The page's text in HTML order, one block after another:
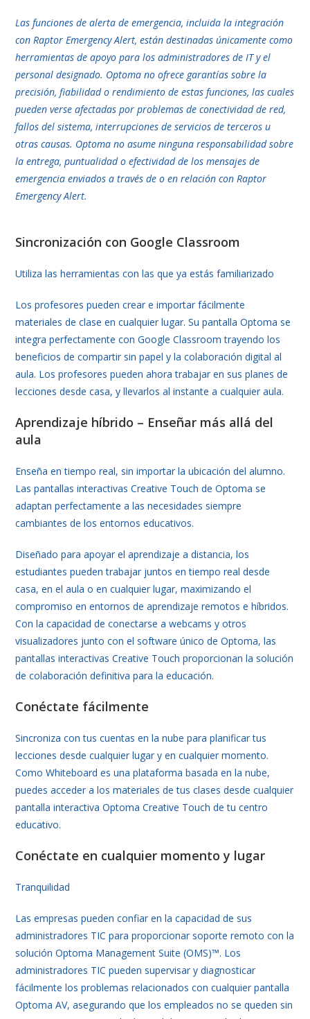
Las funciones de alerta de emergencia, incluida la integración
con Raptor Emergency Alert, están destinadas únicamente como
herramientas de apoyo para los administradores de IT y el
personal designado. Optoma no ofrece garantías sobre la
precisión, fiabilidad o rendimiento de estas funciones, las cuales
pueden verse afectadas por problemas de conectividad de red,
fallos del sistema, interrupciones de servicios de terceros u
otras causas. Optoma no asume ninguna responsabilidad sobre
la entrega, puntualidad o efectividad de los mensajes de
emergencia enviados a través de o en relación con Raptor
Emergency Alert.​
Sincronización con Google Classroom
Utiliza las herramientas con las que ya estás familiarizado
Los profesores pueden crear e importar fácilmente
materiales de clase en cualquier lugar. Su pantalla Optoma se
integra perfectamente con Google Classroom trayendo los
beneficios de compartir sin papel y la colaboración digital al
aula. Los profesores pueden ahora trabajar en sus planes de
lecciones desde casa, y llevarlos al instante a cualquier aula.
Aprendizaje híbrido – Enseñar más allá del
aula
Enseña en tiempo real, sin importar la ubicación del alumno.
Las pantallas interactivas Creative Touch de Optoma se
adaptan perfectamente a las necesidades siempre
cambiantes de los entornos educativos.
Diseñado para apoyar el aprendizaje a distancia, los
estudiantes pueden trabajar juntos en tiempo real desde
casa, en el aula o en cualquier lugar, maximizando el
compromiso en entornos de aprendizaje remotos e híbridos.
Con la capacidad de conectarse a webcams y otros
visualizadores junto con el software único de Optoma, las
pantallas interactivas Creative Touch proporcionan la solución
de colaboración definitiva para la educación.
Conéctate fácilmente
Sincroniza con tus cuentas en la nube para planificar tus
lecciones desde cualquier lugar y en cualquier momento.
Como Whiteboard es una plataforma basada en la nube,
puedes acceder a los materiales de tus clases desde cualquier
pantalla interactiva Optoma Creative Touch de tu centro
educativo.
Conéctate en cualquier momento y lugar
Tranquilidad
Las empresas pueden confiar en la capacidad de sus
administradores TIC para proporcionar soporte remoto con la
solución Optoma Management Suite (OMS)™. Los
administradores TIC pueden supervisar y diagnosticar
fácilmente los problemas relacionados con cualquier pantalla
Optoma AV, asegurando que los empleados no se queden sin